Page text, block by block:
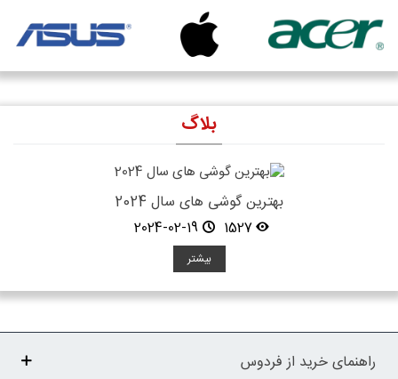
بلاگ
بهترین گوشی های سال 2024
1527
2024-02-19
بیشتر
راهنمای خرید از فردوس